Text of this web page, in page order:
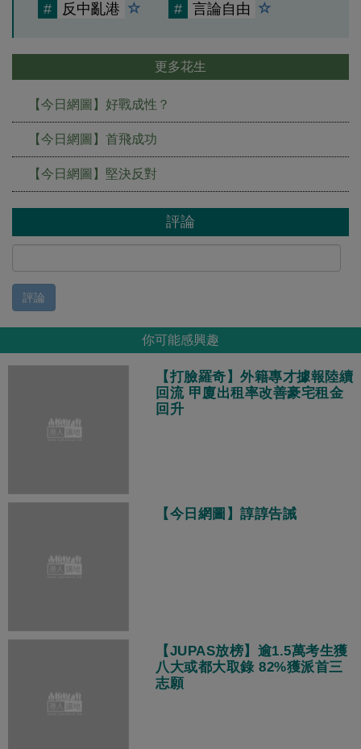
# 反中亂港 # 言論自由
更多花生
【今日網圖】好戰成性？
【今日網圖】首飛成功
【今日網圖】堅決反對
評論
評論
你可能感興趣
【打臉羅奇】外籍專才據報陸續
回流 甲廈出租率改善豪宅租金
回升
【今日網圖】諄諄告誡
【JUPAS放榜】逾1.5萬考生獲
八大或都大取錄 82%獲派首三
志願